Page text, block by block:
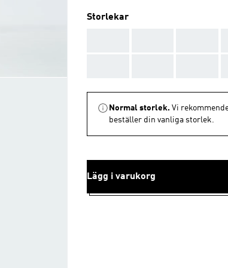
Storlekar
Normal storlek. Vi
beställer din vanliga storlek.
Lägg i varukorg